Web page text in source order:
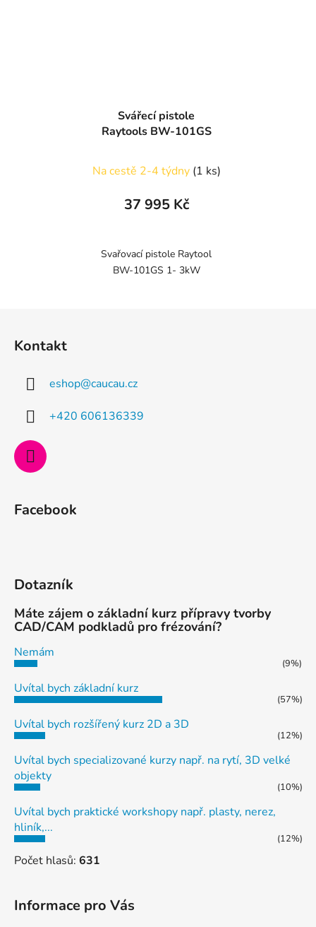
Svářecí pistole
Raytools BW-101GS
Na cestě 2-4 týdny (1 ks)
37 995 Kč
Svařovací pistole Raytool
BW-101GS 1- 3kW
Kontakt
eshop@caucau.cz
+420 606136339
Facebook
Dotazník
Máte zájem o základní kurz přípravy tvorby
CAD/CAM podkladů pro frézování?
Nemám
(9%)
Uvítal bych základní kurz
(57%)
Uvítal bych rozšířený kurz 2D a 3D
(12%)
Uvítal bych specializované kurzy např. na rytí, 3D velké
objekty
(10%)
Uvítal bych praktické workshopy např. plasty, nerez,
hliník,...
(12%)
Počet hlasů: 631
Informace pro Vás